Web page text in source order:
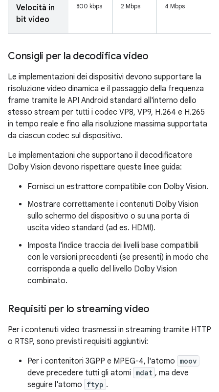
Velocità in
bit video
800 kbps 2 Mbps 4 Mbps
Consigli per la decodifica video
Le implementazioni dei dispositivi devono supportare la
risoluzione video dinamica e il passaggio della frequenza
frame tramite le API Android standard all'interno dello
stesso stream per tutti i codec VP8, VP9, H.264 e H.265
in tempo reale e fino alla risoluzione massima supportata
da ciascun codec sul dispositivo.
Le implementazioni che supportano il decodificatore
Dolby Vision devono rispettare queste linee guida:
Fornisci un estrattore compatibile con Dolby Vision.
Mostrare correttamente i contenuti Dolby Vision
sullo schermo del dispositivo o su una porta di
uscita video standard (ad es. HDMI).
Imposta l'indice traccia dei livelli base compatibili
con le versioni precedenti (se presenti) in modo che
corrisponda a quello del livello Dolby Vision
combinato.
Requisiti per lo streaming video
Per i contenuti video trasmessi in streaming tramite HTTP
o RTSP, sono previsti requisiti aggiuntivi:
Per i contenitori 3GPP e MPEG-4, l'atomo moov
deve precedere tutti gli atomi mdat , ma deve
seguire l'atomo ftyp .